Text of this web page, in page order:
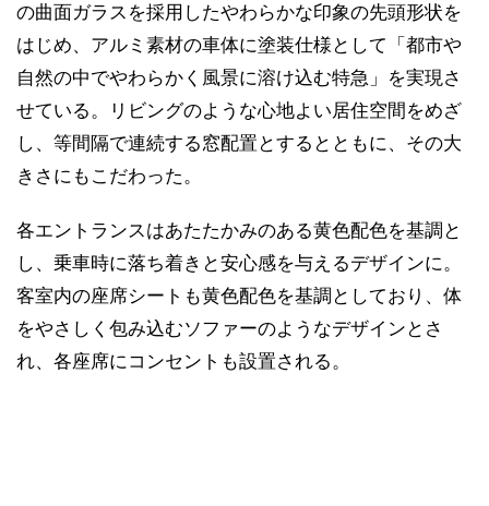
の曲面ガラスを採用したやわらかな印象の先頭形状を
はじめ、アルミ素材の車体に塗装仕様として「都市や
自然の中でやわらかく風景に溶け込む特急」を実現さ
せている。リビングのような心地よい居住空間をめざ
し、等間隔で連続する窓配置とするとともに、その大
きさにもこだわった。
各エントランスはあたたかみのある黄色配色を基調と
し、乗車時に落ち着きと安心感を与えるデザインに。
客室内の座席シートも黄色配色を基調としており、体
をやさしく包み込むソファーのようなデザインとさ
れ、各座席にコンセントも設置される。